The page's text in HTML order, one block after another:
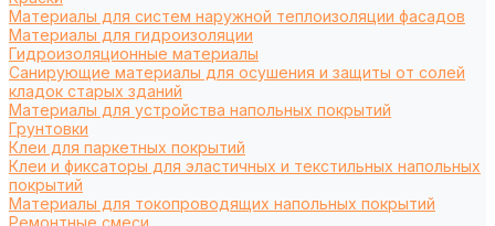
Материалы для систем наружной теплоизоляции фасадов
Материалы для гидроизоляции
Гидроизоляционные материалы
Санирующие материалы для осушения и защиты от солей
кладок старых зданий
Материалы для устройства напольных покрытий
Грунтовки
Клеи для паркетных покрытий
Клеи и фиксаторы для эластичных и текстильных напольных
покрытий
Материалы для токопроводящих напольных покрытий
Ремонтные смеси